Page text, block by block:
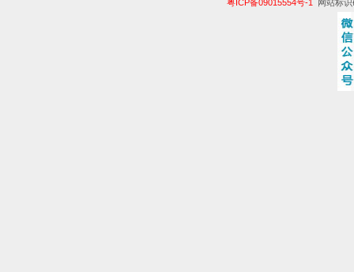
粤ICP备09015554号-1 网站标